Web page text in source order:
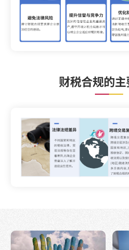
财税合规的主